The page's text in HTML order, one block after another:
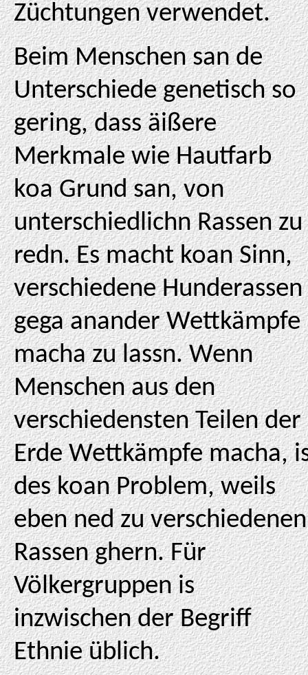
Züchtungen verwendet.
Beim Menschen san de
Unterschiede genetisch so
gering, dass äißere
Merkmale wie Hautfarb
koa Grund san, von
unterschiedlichn Rassen zu
redn. Es macht koan Sinn,
verschiedene Hunderassen
gega anander Wettkämpfe
macha zu lassn. Wenn
Menschen aus den
verschiedensten Teilen der
Erde Wettkämpfe macha,
des koan Problem, weils
eben ned zu verschiedenen
Rassen ghern. Für
Völkergruppen is
inzwischen der Begriff
Ethnie üblich.